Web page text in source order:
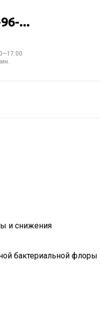
...
и снижения
бактериальной флоры